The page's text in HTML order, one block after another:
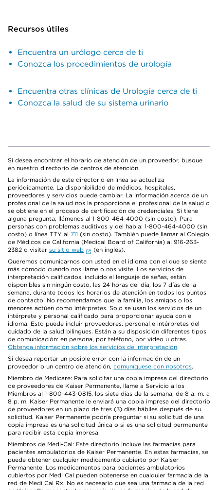
Recursos útiles
Encuentra un urólogo cerca de ti
Conozca los procedimientos de urología
Encuentra otras clínicas de Urología cerca de ti
Conozca la salud de su sistema urinario
Si desea encontrar el horario de atención de un proveedor, busque
en nuestro directorio de centros de atención.
La información de este directorio en línea se actualiza
periódicamente. La disponibilidad de médicos, hospitales,
proveedores y servicios puede cambiar. La información acerca de un
profesional de la salud nos la proporciona el profesional de la salud o
se obtiene en el proceso de certificación de credenciales. Si tiene
alguna pregunta, llámenos al 1-800-464-4000 (sin costo). Para
personas con problemas auditivos y del habla: 1-800-464-4000 (sin
costo) o línea TTY al 711 (sin costo). También puede llamar al Colegio
de Médicos de California (Medical Board of California) al 916-263-
2382 o visitar su sitio web
(en inglés).
Queremos comunicarnos con usted en el idioma con el que se sienta
más cómodo cuando nos llame o nos visite. Los servicios de
interpretación calificados, incluido el lenguaje de señas, están
disponibles sin ningún costo, las 24 horas del día, los 7 días de la
semana, durante todos los horarios de atención en todos los puntos
de contacto. No recomendamos que la familia, los amigos o los
menores actúen como intérpretes. Solo se usan los servicios de un
intérprete y personal calificado para proporcionar ayuda con el
idioma. Esto puede incluir proveedores, personal e intérpretes del
cuidado de la salud bilingües. Están a su disposición diferentes tipos
de comunicación: en persona, por teléfono, por video u otras.
Obtenga información sobre los servicios de interpretación.
Si desea reportar un posible error con la información de un
proveedor o un centro de atención, comuníquese con nosotros.
Miembro de Medicare: Para solicitar una copia impresa del directorio
de proveedores de Kaiser Permanente, llame a Servicio a los
Miembros al 1-800-443-0815, los siete días de la semana, de 8 a. m. a
8 p. m. Kaiser Permanente le enviará una copia impresa del directorio
de proveedores en un plazo de tres (3) días hábiles después de su
solicitud. Kaiser Permanente podría preguntar si su solicitud de una
copia impresa es una solicitud única o si es una solicitud permanente
para recibir esta copia impresa.
Miembros de Medi-Cal: Este directorio incluye las farmacias para
pacientes ambulatorios de Kaiser Permanente. En estas farmacias, se
puede obtener cualquier medicamento cubierto por Kaiser
Permanente. Los medicamentos para pacientes ambulatorios
cubiertos por Medi Cal pueden obtenerse en cualquier farmacia de la
red de Medi Cal Rx. No es necesario que sea una farmacia de la red